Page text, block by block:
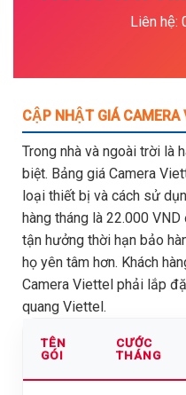
Liên hệ:
CẬP NHẬT GIÁ CAMERA
Trong nhà và ngoài trời là
biệt. Bảng giá Camera
loại thiết bị và cách sử
hàng tháng là 22.000
tận hưởng thời hạn bảo
họ yên tâm hơn. Khách
Camera Viettel phải lắp
quang Viettel.
TÊN
GÓI
CƯỚC
THÁNG